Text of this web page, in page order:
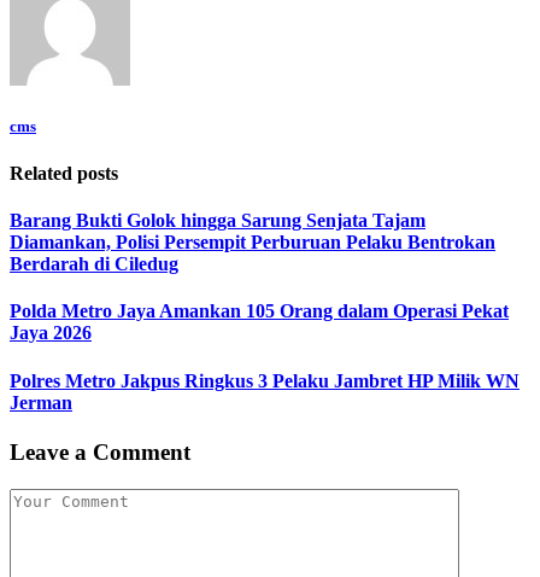
cms
Related posts
Barang Bukti Golok hingga Sarung Senjata Tajam
Diamankan, Polisi Persempit Perburuan Pelaku Bentrokan
Berdarah di Ciledug
Polda Metro Jaya Amankan 105 Orang dalam Operasi Pekat
Jaya 2026
Polres Metro Jakpus Ringkus 3 Pelaku Jambret HP Milik WN
Jerman
Leave a Comment